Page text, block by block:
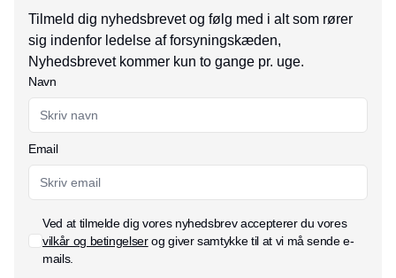
Tilmeld dig nyhedsbrevet og følg med i alt som rører
sig indenfor ledelse af forsyningskæden,
Nyhedsbrevet kommer kun to gange pr. uge.
Navn
Email
Ved at tilmelde dig vores nyhedsbrev accepterer du vores
vilkår og betingelserog giver samtykke til at vi må sende e-
mails.